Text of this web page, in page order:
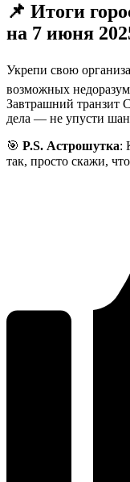
📌 Итоги
на 7 июня
Укрепи свою
возможных
Завтрашний транзит
дела — не упусти
🎯 P.S. Астрошутка:
так, просто скажи,